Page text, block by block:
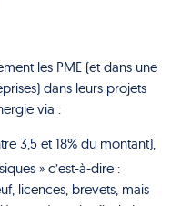
les PME (et dans une
dans leurs projets
via :
3,5 et 18% du montant),
» c’est-à-dire :
licences, brevets, mais